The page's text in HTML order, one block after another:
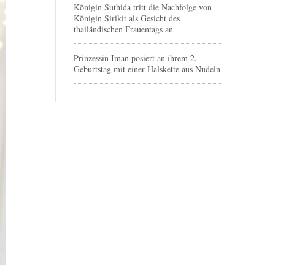
Königin Suthida tritt die Nachfolge von
Königin Sirikit als Gesicht des
thailändischen Frauentags an
Prinzessin Iman posiert an ihrem 2.
Geburtstag mit einer Halskette aus Nudeln